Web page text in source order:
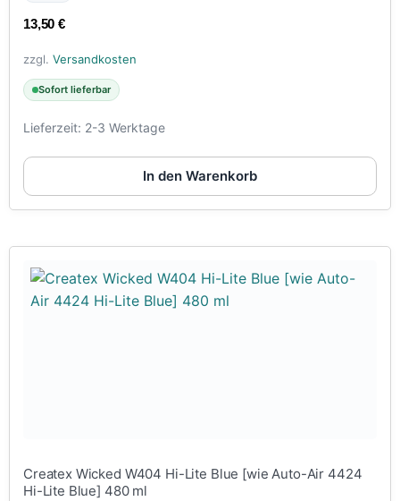
13,50€
zzgl. Versandkosten
Sofort lieferbar
Lieferzeit: 2-3 Werktage
In den Warenkorb
Createx Wicked W404 Hi-Lite Blue [wie Auto-Air 4424
Hi-Lite Blue] 480 ml